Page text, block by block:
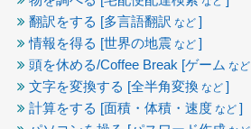
翻訳をする [多言語翻訳 など ]
情報を得る [世界の地震 など ]
頭を休める/Coffee Break [ゲーム など
文字を変換する [全半角変換 など ]
計算をする [面積・体積・速度 など ]